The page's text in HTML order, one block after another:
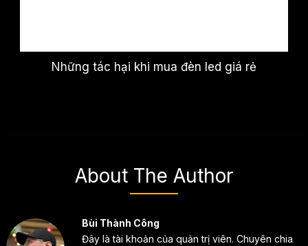
Những tác hại khi mua đèn led giá rẻ
About The Author
Bùi Thành Công
Đây là tài khoản của quản trị viên. Chuyên chia